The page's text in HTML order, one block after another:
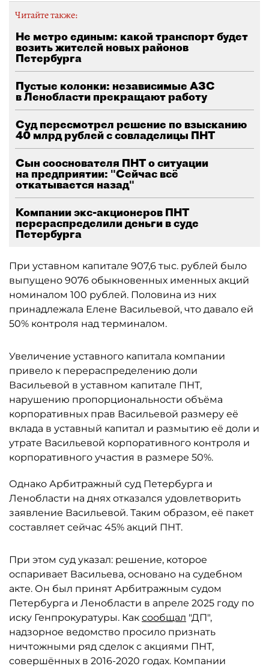
Читайте также:
Не метро единым: какой транспорт будет
возить жителей новых районов
Петербурга
Пустые колонки: независимые АЗС
в Ленобласти прекращают работу
Суд пересмотрел решение по взысканию
40 млрд рублей с совладелицы ПНТ
Сын сооснователя ПНТ о ситуации
на предприятии: "Сейчас всё
откатывается назад"
Компании экс-акционеров ПНТ
перераспределили деньги в суде
Петербурга
При уставном капитале 907,6 тыс. рублей было
выпущено 9076 обыкновенных именных акций
номиналом 100 рублей. Половина из них
принадлежала Елене Васильевой, что давало ей
50% контроля над терминалом.
Увеличение уставного капитала компании
привело к перераспределению доли
Васильевой в уставном капитале ПНТ,
нарушению пропорциональности объёма
корпоративных прав Васильевой размеру её
вклада в уставный капитал и размытию её доли и
утрате Васильевой корпоративного контроля и
корпоративного участия в размере 50%.
Однако Арбитражный суд Петербурга и
Ленобласти на днях отказался удовлетворить
заявление Васильевой. Таким образом, её пакет
составляет сейчас 45% акций ПНТ.
При этом суд указал: решение, которое
оспаривает Васильева, основано на судебном
акте. Он был принят Арбитражным судом
Петербурга и Ленобласти в апреле 2025 году по
иску Генпрокуратуры. Как сообщал "ДП",
надзорное ведомство просило признать
ничтожными ряд сделок с акциями ПНТ,
совершённых в 2016-2020 годах. Компании